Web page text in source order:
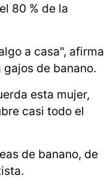
80 % de la
a casa", afirma
de banano.
esta mujer,
casi todo el
de banano, de